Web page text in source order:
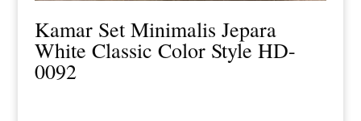
Kamar Set Minimalis Jepara
White Classic Color Style HD-
0092